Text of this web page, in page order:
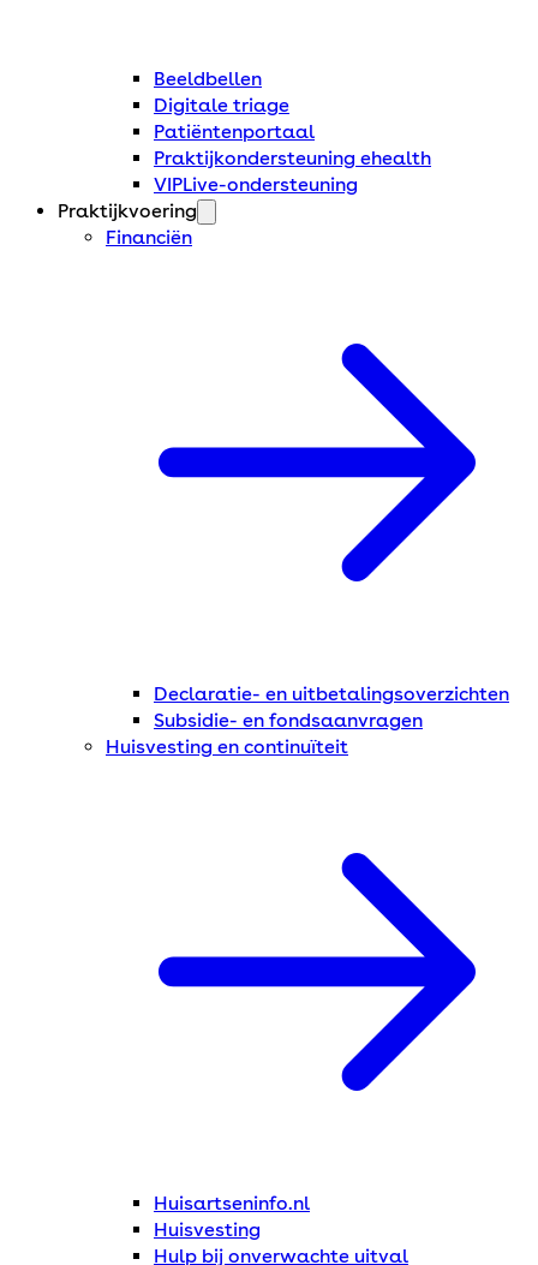
Beeldbellen
Digitale triage
Patiëntenportaal
Praktijkondersteuning ehealth
VIPLive-ondersteuning
Praktijkvoering
Financiën
Declaratie- en uitbetalingsoverzichten
Subsidie- en fondsaanvragen
Huisvesting en continuïteit
Huisartseninfo.nl
Huisvesting
Hulp bij onverwachte uitval